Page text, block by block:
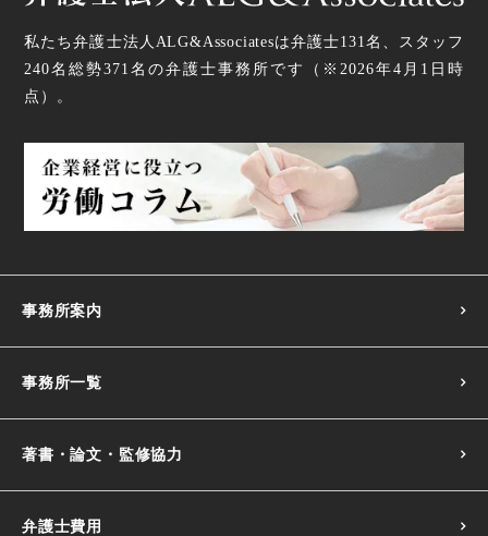
私たち弁護士法人ALG&Associatesは弁護士131名、スタッフ
240名総勢371 名の弁護士事務所です（ ※2026年4月1日時
点 ）。
事務所案内
事務所一覧
著書・論文・監修協力
弁護士費用